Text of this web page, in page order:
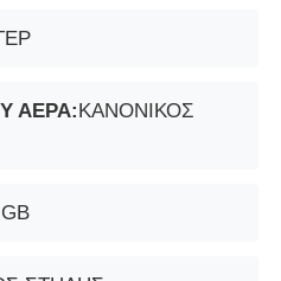
ΑΕΡΑ:ΚΑΝΟΝΙΚΟΣ